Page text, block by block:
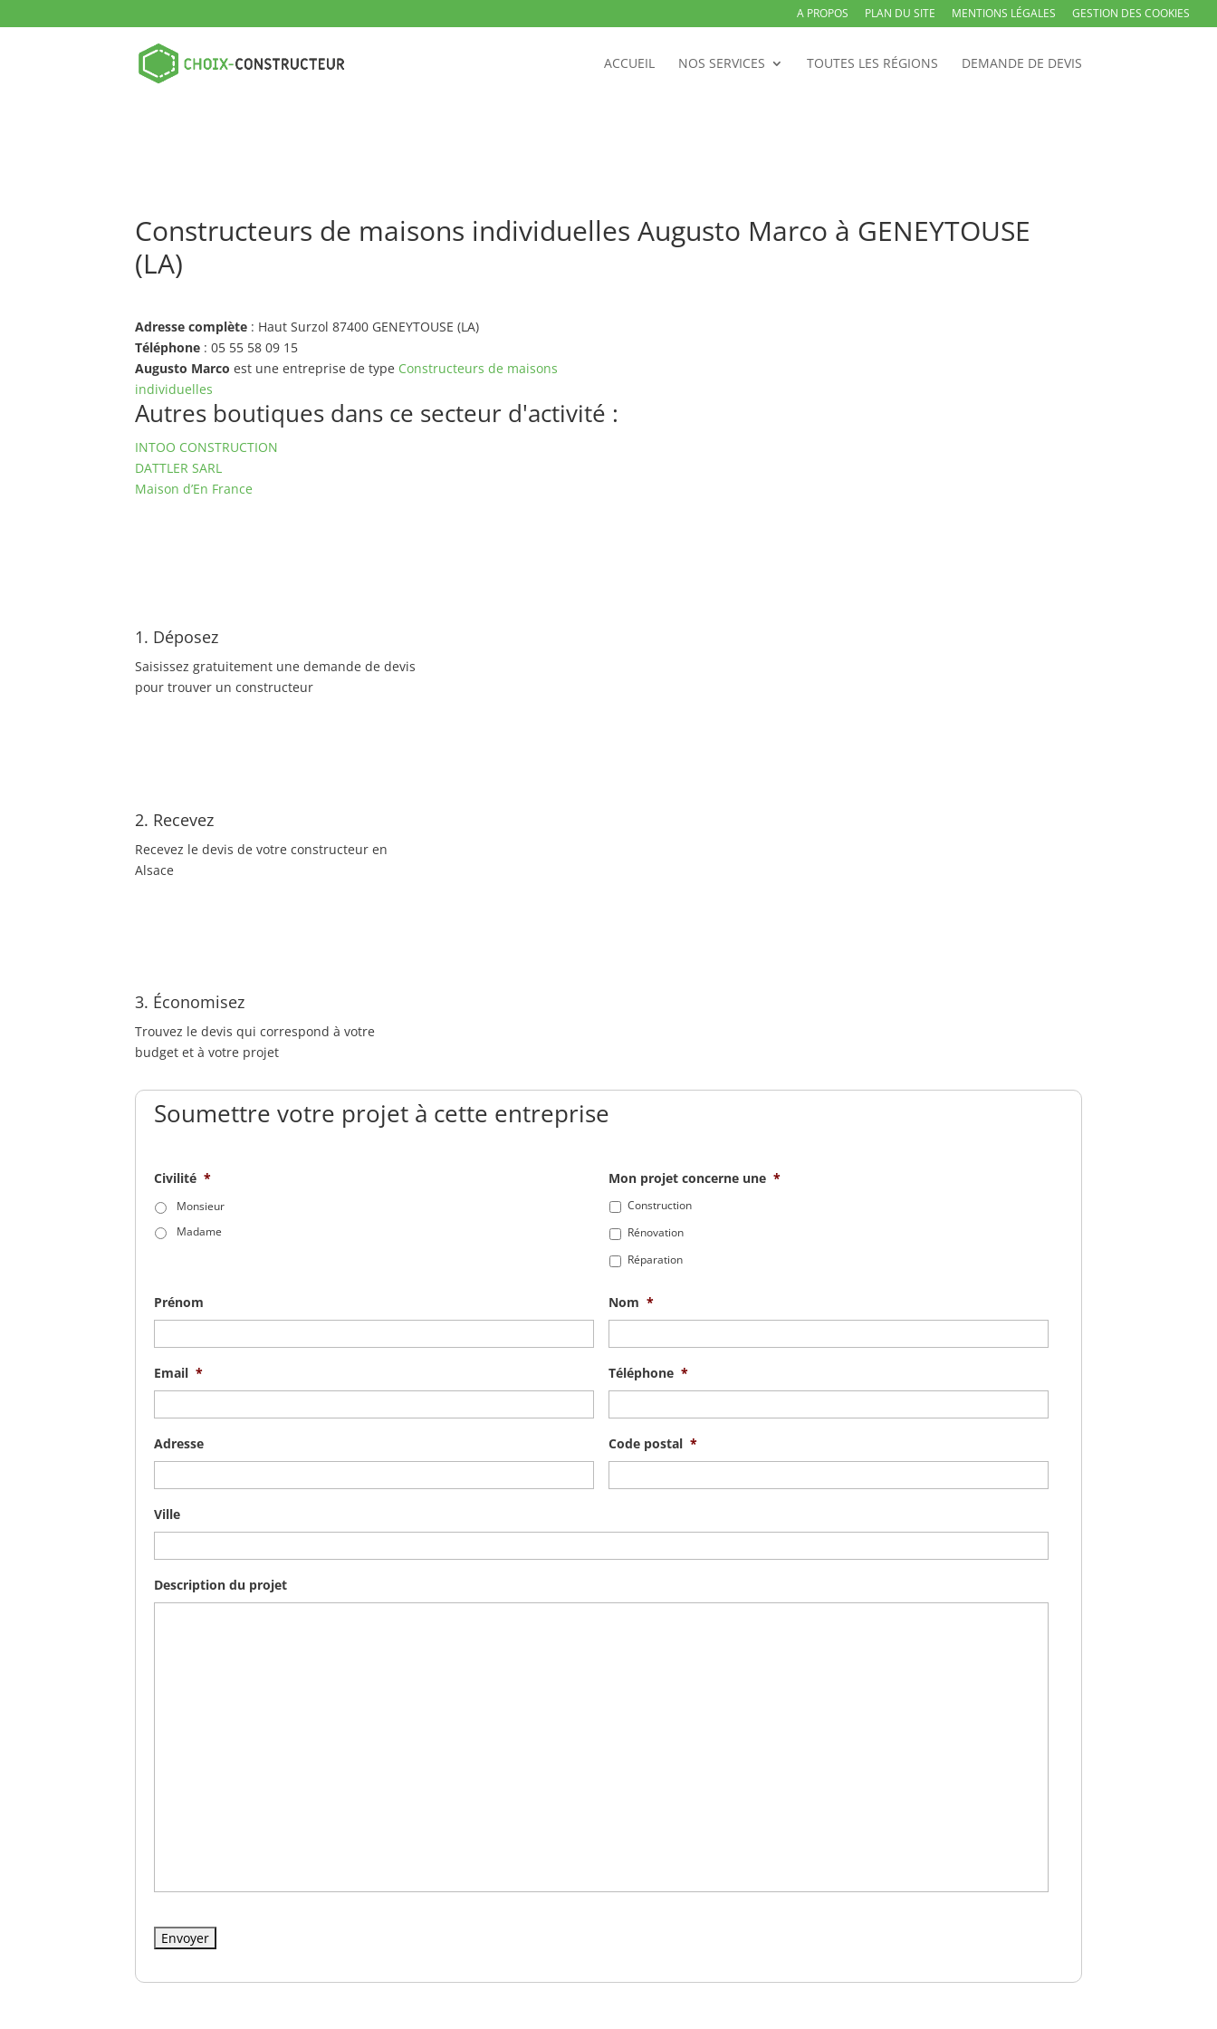
A PROPOS PLAN DU SITE MENTIONS LÉGALES GESTION DES COOKIES
ACCUEIL NOS SERVICES TOUTES LES RÉGIONS DEMANDE DE DEVIS
Constructeurs de maisons individuelles Augusto Marco à GENEYTOUSE
(LA)
Adresse complète : Haut Surzol 87400 GENEYTOUSE (LA)
Téléphone : 05 55 58 09 15
Augusto Marco est une entreprise de type Constructeurs de maisons
individuelles
Autres boutiques dans ce secteur d'activité :
INTOO CONSTRUCTION
DATTLER SARL
Maison d’En France
1. Déposez
Saisissez gratuitement une demande de devis
pour trouver un constructeur
2. Recevez
Recevez le devis de votre constructeur en
Alsace
3. Économisez
Trouvez le devis qui correspond à votre
budget et à votre projet
Soumettre votre projet à cette entreprise
Civilité *
Monsieur
Madame
Mon projet concerne une *
Construction
Rénovation
Réparation
Prénom Nom *
Email * Téléphone *
Adresse Code postal *
Ville
Description du projet